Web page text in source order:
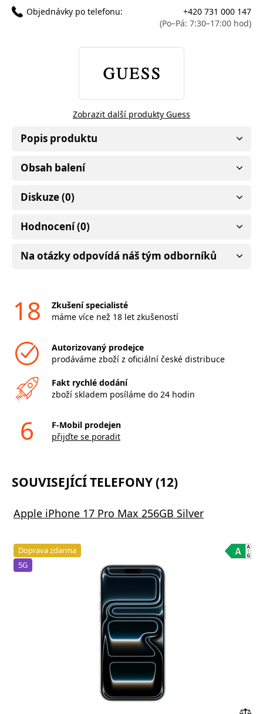
Objednávky po telefonu:
+420 731 000 147
(Po–Pá: 7:30–17:00 hod)
Zobrazit další produkty Guess
Popis produktu
Obsah balení
Diskuze (0)
Hodnocení (0)
Na otázky odpovídá náš tým odborníků
18
Zkušení specialisté
máme více než 18 let zkušeností
Autorizovaný prodejce
prodáváme zboží z oficiální české distribuce
Fakt rychlé dodání
zboží skladem posíláme do 24 hodin
6
F-Mobil prodejen
přijďte se poradit
SOUVISEJÍCÍ TELEFONY (12)
Apple iPhone 17 Pro Max 256GB Silver
Doprava zdarma
5G